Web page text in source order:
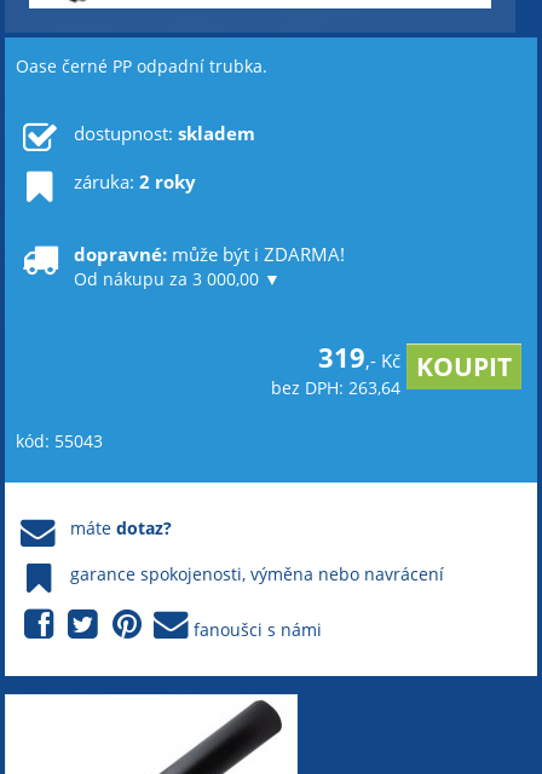
Oase černé PP odpadní trubka.
dostupnost: skladem
záruka: 2 roky
dopravné: může být i ZDARMA!
Od nákupu za 3 000,00 ▼
319,- Kč
bez DPH: 263,64
kód: 55043
mátedotaz?
garance spokojenosti, výměna nebo navrácení
fanoušci s námi